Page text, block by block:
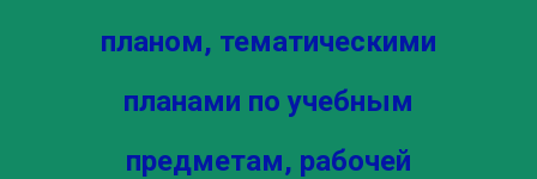
планом, тематическими
планами по учебным
предметам, рабочей